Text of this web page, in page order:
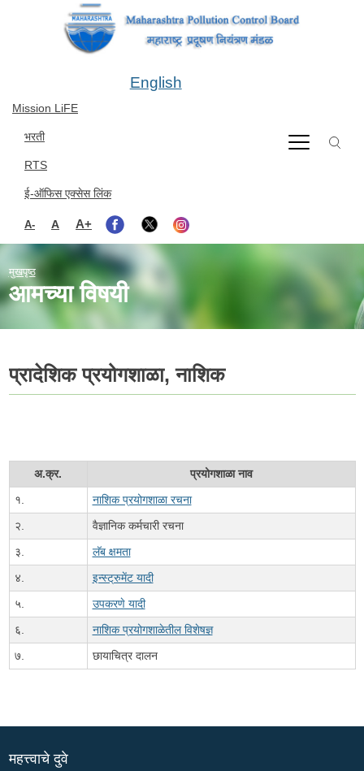
Mission LiFE
भरती
RTS
ई-ऑफिस एक्सेस लिंक
A- A A+
English
मुखपृष्ठ
आमच्या विषयी
प्रादेशिक प्रयोगशाळा, नाशिक
अ.क्र.
प्रयोगशाळा नाव
१.
नाशिक प्रयोगशाळा रचना
२.
वैज्ञानिक कर्मचारी रचना
३.
लॅब क्षमता
४.
इन्स्ट्रुमेंट यादी
५.
उपकरणे यादी
६.
नाशिक प्रयोगशाळेतील विशेषज्ञ
७.
छायाचित्र दालन
महत्त्वाचे दुवे